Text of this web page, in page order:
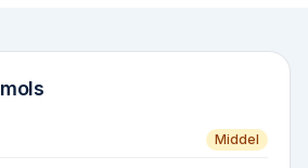
mols
Middel